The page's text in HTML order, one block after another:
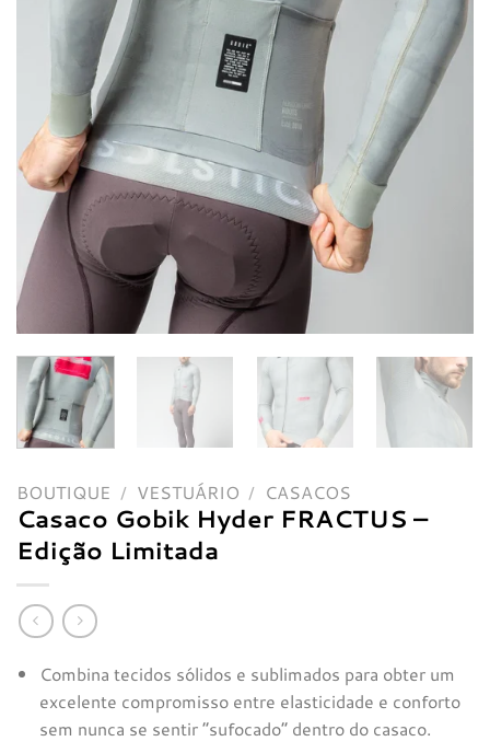
BOUTIQUE / VESTUÁRIO / CASACOS
Casaco Gobik Hyder FRACTUS –
Edição Limitada
Combina tecidos sólidos e sublimados para obter um
excelente compromisso entre elasticidade e conforto
sem nunca se sentir “sufocado” dentro do casaco.